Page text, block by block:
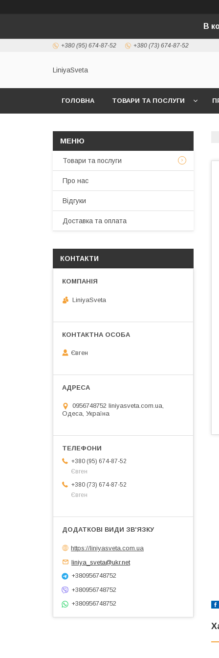
В
+380 (95) 674-87-52 +380 (73) 674-87-52
LiniyaSveta
ГОЛОВНА ТОВАРИ ТА ПОСЛУГИ
Товари та послуги
Про нас
Відгуки
Доставка та оплата
КОНТАКТИ
LiniyaSveta
Євген
0956748752 liniyasveta.com.ua,
Одеса, Україна
+380 (95) 674-87-52
Євген
+380 (73) 674-87-52
Євген
https://liniyasveta.com.ua
liniya_sveta@ukr.net
+380956748752
+380956748752
+380956748752